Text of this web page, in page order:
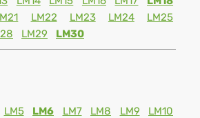
LM22 LM23 LM24
LM25
LM29 LM30
LM5 LM6 LM7 LM8 LM9
LM10